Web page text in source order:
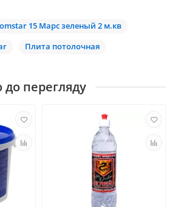
15 Марс зеленый 2 м.кв
Плита потолочная
перегляду